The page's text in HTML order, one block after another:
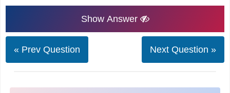
Show Answer
« Prev Question Next Question »